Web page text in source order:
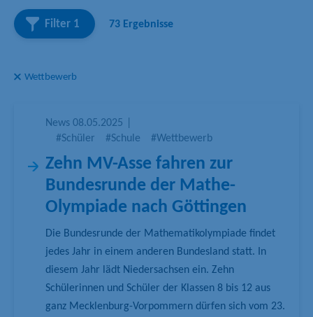
h
b
r
Filter 1 73 Ergebnisse
Wettbewerb
News 08.05.2025
#Schüler
#Schule #Wettbewerb
Zehn MV-Asse fahren zur
Bundesrunde der Mathe-
Olympiade nach Göttingen
Die Bundesrunde der Mathematikolympiade findet
jedes Jahr in einem anderen Bundesland statt. In
diesem Jahr lädt Niedersachsen ein. Zehn
Schülerinnen und Schüler der Klassen 8 bis 12 aus
ganz Mecklenburg-Vorpommern dürfen sich vom 23.